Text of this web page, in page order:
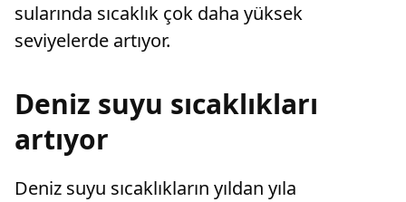
sularında sıcaklık çok daha yüksek
seviyelerde artıyor.
Deniz suyu sıcaklıkları
artıyor
Deniz suyu sıcaklıkların yıldan yıla